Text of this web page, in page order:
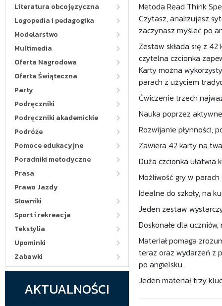
Literatura obcojęzyczna
Logopedia i pedagogika
Modelarstwo
Multimedia
Oferta Nagrodowa
Oferta Świąteczna
Party
Podręczniki
Podręczniki akademickie
Podróże
Pomoce edukacyjne
Poradniki metodyczne
Prasa
Prawo Jazdy
Słowniki
Sport i rekreacja
Tekstylia
Upominki
Zabawki
AKTUALNOŚCI
Metoda Read Think
Czytasz, analizujesz
zaczynasz myśleć po
Zestaw składa się z
czytelna czcionka
Karty można
parach z użyciem
Ćwiczenie trzech
Nauka poprzez
Rozwijanie płynności,
Zawiera 42 karty na
Duża czcionka ułatwia
Możliwość gry w
Idealne do szkoły, na
Jeden zestaw
Doskonałe dla
Materiał pomaga
teraz oraz wydarzeń z
po angielsku.
Jeden materiał trzy